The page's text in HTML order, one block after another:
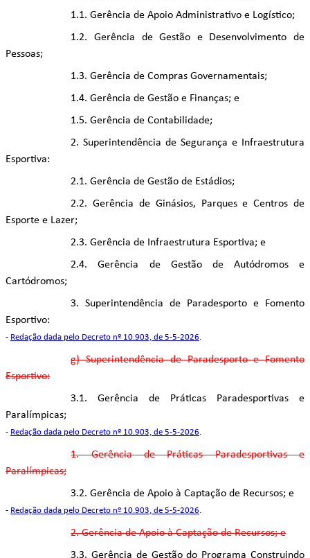
1.1. Gerência de Apoio Administrativo e Logístico;
1.2. Gerência de Gestão e Desenvolvimento de
Pessoas;
1.3. Gerência de Compras Governamentais;
1.4. Gerência de Gestão e Finanças; e
1.5. Gerência de Contabilidade;
2. Superintendência de Segurança e Infraestrutura
Esportiva:
2.1. Gerência de Gestão de Estádios;
2.2. Gerência de Ginásios, Parques e Centros de
Esporte e Lazer;
2.3. Gerência de Infraestrutura Esportiva; e
2.4. Gerência de Gestão de Autódromos e
Cartódromos;
3. Superintendência de Paradesporto e Fomento
Esportivo:
- Redação dada pelo Decreto nº 10.903, de 5-5-2026.
g) Superintendência de Paradesporto e Fomento
Esportivo:
3.1. Gerência de Práticas Paradesportivas e
Paralímpicas;
- Redação dada pelo Decreto nº 10.903, de 5-5-2026.
1. Gerência de Práticas Paradesportivas e
Paralímpicas;
3.2. Gerência de Apoio à Captação de Recursos; e
- Redação dada pelo Decreto nº 10.903, de 5-5-2026.
2. Gerência de Apoio à Captação de Recursos; e
3.3. Gerência de Gestão do Programa Construindo